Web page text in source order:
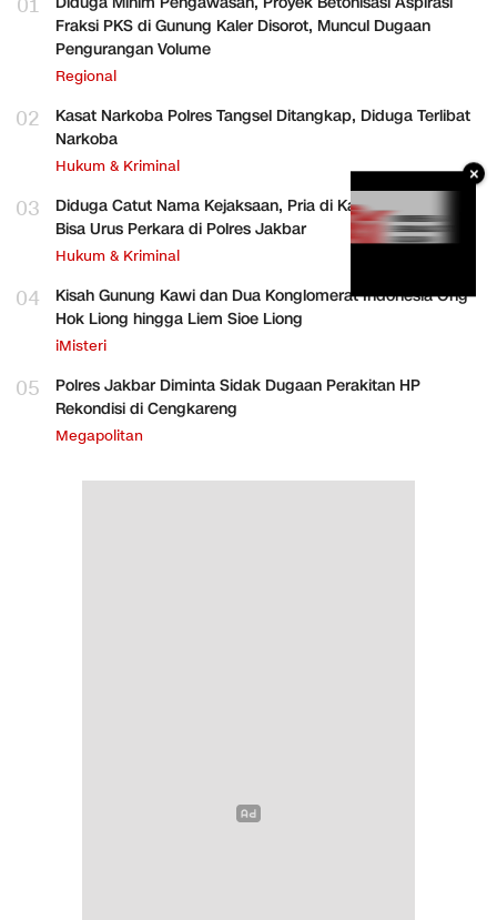
01
Fraksi PKS di Gunung Kaler Disorot, Muncul Dugaan
Pengurangan Volume
Regional
02
Kasat Narkoba Polres Tangsel Ditangkap, Diduga Terlibat
Narkoba
Hukum & Kriminal
03
Diduga Catut Nama Kejaksaan, Pria di Kalideres Mengaku
Bisa Urus Perkara di Polres Jakbar
Hukum & Kriminal
04
Kisah Gunung Kawi dan Dua Konglomerat Indonesia Ong
Hok Liong hingga Liem Sioe Liong
iMisteri
05
Polres Jakbar Diminta Sidak Dugaan Perakitan HP
Rekondisi di Cengkareng
Megapolitan
×